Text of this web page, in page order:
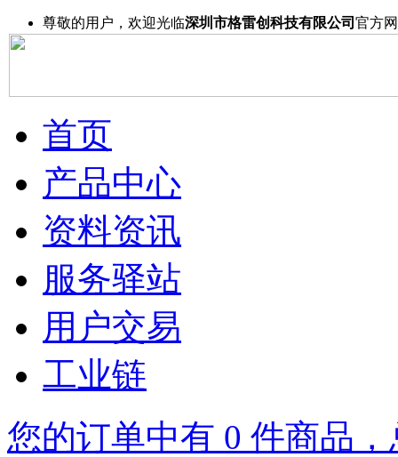
尊敬的用户，欢迎光临深圳市格雷创科技有限公司 官方
首页
产品中心
资料资讯
服务驿站
用户交易
工业链
您的订单中有 0 件商品